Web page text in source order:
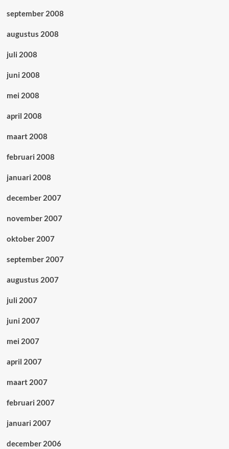
september 2008
augustus 2008
juli 2008
juni 2008
mei 2008
april 2008
maart 2008
februari 2008
januari 2008
december 2007
november 2007
oktober 2007
september 2007
augustus 2007
juli 2007
juni 2007
mei 2007
april 2007
maart 2007
februari 2007
januari 2007
december 2006